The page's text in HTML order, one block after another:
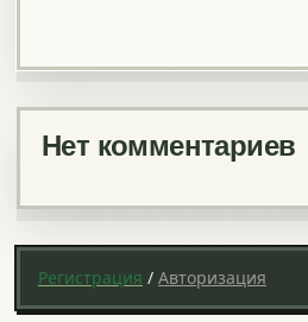
Нет комментариев
Регистрация / Авторизация